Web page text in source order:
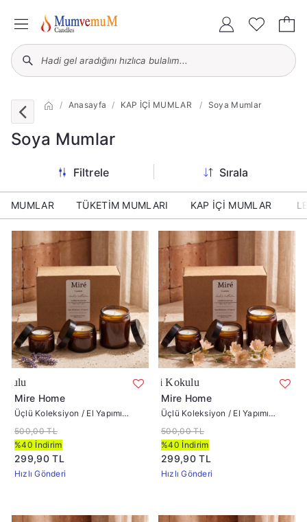
Anasayfa KAP İÇİ MUMLAR Soya Mumlar
Soya Mumlar
Filtrele Sırala
MUMLAR TÜKETİM MUMLARI KAP İÇİ MUMLAR
Üçlü Koleksiyon / El Yapımı Amber Seri
Mire Home
Üçlü Koleksiyon / El Yapımı
Amber Seri Kavanoz Lavanta
Kokulu
500,00 TL
%40 İndirim
299,90 TL
Hızlı Gönderi
Üçlü
Mire Home
Üçlü Koleksiyon / El Yapımı
Amber Seri Kavanoz Amber
Çiçeği Kokulu
500,00 TL
%40 İndirim
299,90 TL
Hızlı Gönderi